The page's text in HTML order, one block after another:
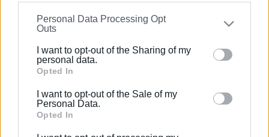
information may also be disclosed by us to third parties
on theIAB’s List of Downstream Participants
that may
further disclose it to other third parties.
Please note that this website/app uses one or more
Google services and may gather and store information
behaviour. You may click to grant or deny consent to
Google and its third-party tags to use your data for
Personal Data Processing Opt
Outs
I want to opt-out of the Sharing of my
personal data.
Opted In
I want to opt-out of the Sale of my
Personal Data.
Opted In